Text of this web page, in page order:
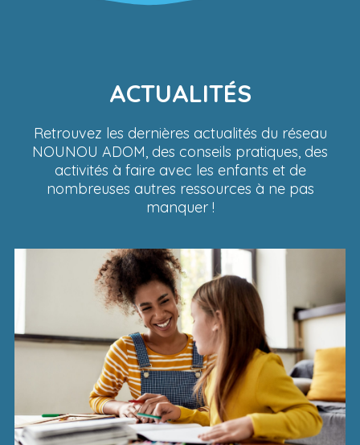
ACTUALITÉS
Retrouvez les dernières actualités du réseau
NOUNOU ADOM, des conseils pratiques, des
activités à faire avec les enfants et de
nombreuses autres ressources à ne pas
manquer !